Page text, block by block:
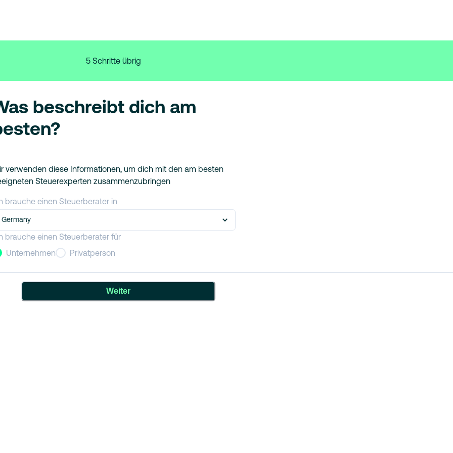
5 Schritte übrig
beschreibt dich am
verwenden diese Informationen, um dich mit den am besten
Steuerexperten zusammenzubringen
brauche einen Steuerberater in
Germany
brauche einen Steuerberater für
Unternehmen
Privatperson
Weiter